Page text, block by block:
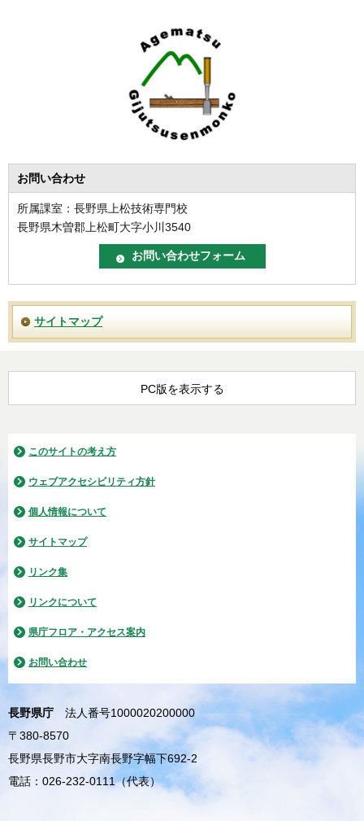
お問い合わせ
所属課室：長野県上松技術専門校
長野県木曽郡上松町大字小川3540
サイトマップ
PC版を表示する
このサイトの考え方
ウェブアクセシビリティ方針
個人情報について
サイトマップ
リンク集
リンクについて
県庁フロア・アクセス案内
お問い合わせ
長野県庁
法人番号1000020200000
〒380-8570
長野県長野市大字南長野字幅下692-2
電話：026-232-0111（代表）